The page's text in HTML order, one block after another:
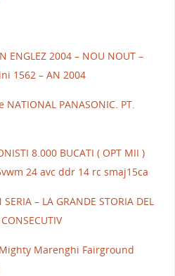
ENGLEZ 2004 – NOU NOUT –
1562 – AN 2004
PANASONIC. PT.
8.000 BUCATI ( OPT MII )
24 avc ddr 14 rc smaj15ca
– LA GRANDE STORIA DEL
Marenghi Fairground